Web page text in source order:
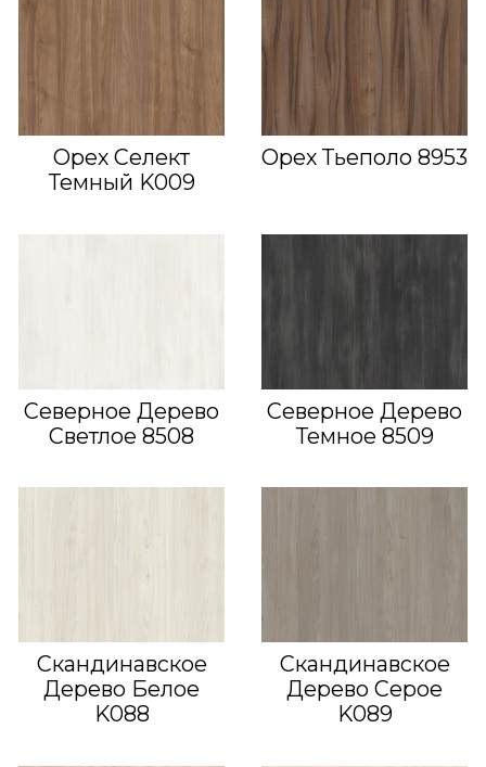
Орех Селект
Темный K009
Орех Тьеполо 8953
Северное Дерево
Светлое 8508
Северное Дерево
Темное 8509
Скандинавское
Дерево Белое
K088
Скандинавское
Дерево Серое
K089